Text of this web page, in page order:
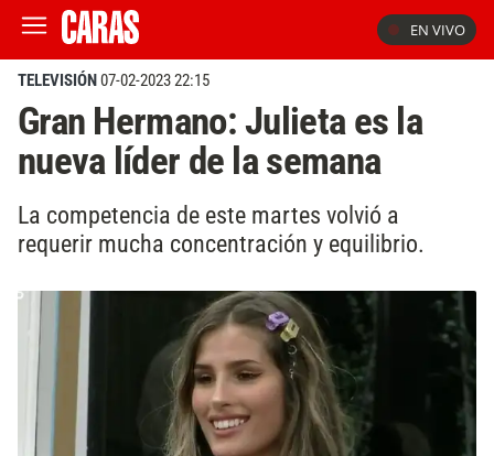
EN VIVO
TELEVISIÓN07-02-2023 22:15
Gran Hermano: Julieta es la
nueva líder de la semana
La competencia de este martes volvió a
requerir mucha concentración y equilibrio.